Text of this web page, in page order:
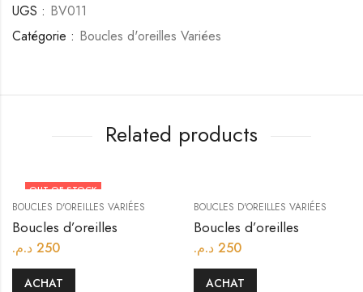
UGS : BV011
Catégorie : Boucles d'oreilles Variées
Related products
OUT OF STOCK
BOUCLES D'OREILLES VARIÉES
Boucles d’oreilles
250 د.م.
ACHAT
BOUCLES D'OREILLES VARIÉES
Boucles d’oreilles
250 د.م.
ACHAT